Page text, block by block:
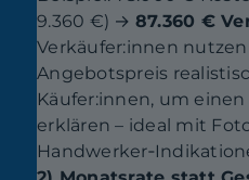
9.360 €) → 87.360 €
Verkäufer:innen
Angebotspreis
Käufer:innen, um
erklären – ideal mit